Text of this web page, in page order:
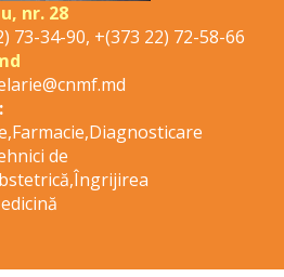
nr. 28
73-34-90, +(373 22) 72-58-66
de